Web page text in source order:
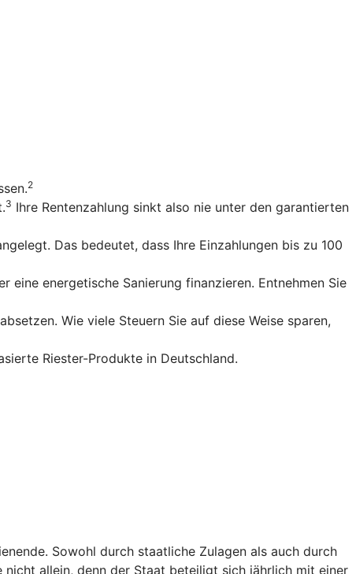
2
3 Ihre Rentenzahlung sinkt also nie unter den garantierten
Das bedeutet, dass Ihre Einzahlungen bis zu 100
eine energetische Sanierung finanzieren. Entnehmen Sie
Wie viele Steuern Sie auf diese Weise sparen,
Riester-Produkte in Deutschland.
Sowohl durch staatliche Zulagen als auch durch
nicht allein, denn der Staat beteiligt sich jährlich mit einer